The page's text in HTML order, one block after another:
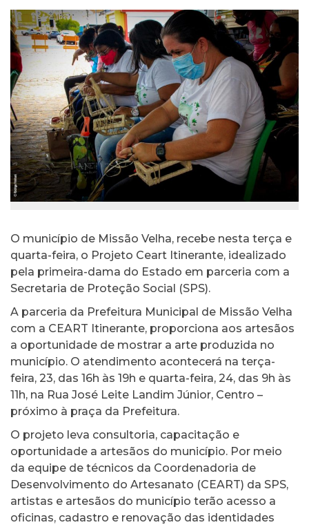
O município de Missão Velha, recebe nesta terça e
quarta-feira, o Projeto Ceart Itinerante, idealizado
pela primeira-dama do Estado em parceria com a
Secretaria de Proteção Social (SPS).
A parceria da Prefeitura Municipal de Missão Velha
com a CEART Itinerante, proporciona aos artesãos
a oportunidade de mostrar a arte produzida no
município. O atendimento acontecerá na terça-
feira, 23, das 16h às 19h e quarta-feira, 24, das 9h às
11h, na Rua José Leite Landim Júnior, Centro –
próximo à praça da Prefeitura.
O projeto leva consultoria, capacitação e
oportunidade a artesãos do município. Por meio
da equipe de técnicos da Coordenadoria de
Desenvolvimento do Artesanato (CEART) da SPS,
artistas e artesãos do município terão acesso a
oficinas, cadastro e renovação das identidades